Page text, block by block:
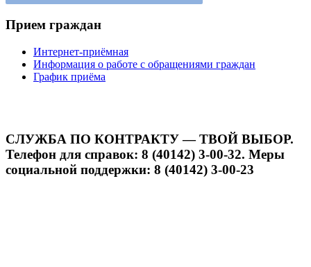
Прием граждан
Интернет-приёмная
Информация о работе с обращениями граждан
График приёма
СЛУЖБА ПО КОНТРАКТУ — ТВОЙ ВЫБОР.
Телефон для справок: 8 (40142) 3-00-32. Меры
социальной поддержки: 8 (40142) 3-00-23